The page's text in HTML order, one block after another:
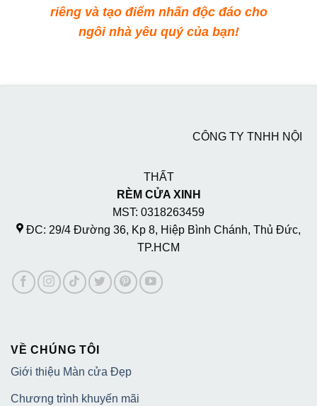
riêng và tạo điểm nhấn độc đáo cho
ngôi nhà yêu quý của bạn!
CÔNG TY TNHH NỘI
THẤT
RÈM CỬA XINH
MST: 0318263459
ĐC: 29/4 Đường 36, Kp 8, Hiệp Bình Chánh, Thủ Đức,
TP.HCM
VỀ CHÚNG TÔI
Giới thiệu Màn cửa Đẹp
Chương trình khuyến mãi